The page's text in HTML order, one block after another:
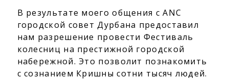
В результате моего общения с ANC
городской совет Дурбана предоставил
нам разрешение провести Фестиваль
колесниц на престижной городской
набережной. Это позволит познакомить
с сознанием Кришны сотни тысяч людей.